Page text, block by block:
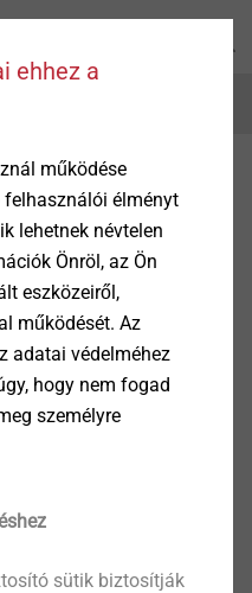
Outstanding site development
ehhez a
működése
élményt
lehetnek névtelen
Önröl, az Ön
eszközeiről,
működését. Az
adatai védelméhez
hogy nem fogad
személyre
sütik biztosítják